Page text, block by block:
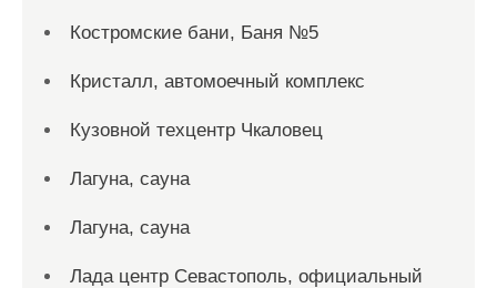
Костромские бани, Баня №5
Кристалл, автомоечный комплекс
Кузовной техцентр Чкаловец
Лагуна, сауна
Лагуна, сауна
Лада центр Севастополь, официальный